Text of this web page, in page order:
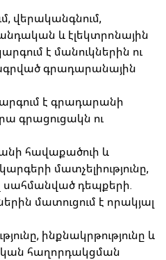
վերականգնում,
և էլեկտրոնային
է մանուկներին ու
գրադարանային
է գրադարանի
գրացուցակն ու
հավաքածուի և
մատչելիությունը,
սահմանված դեպքերի.
մատուցում է որակյալ
ինքնակրթությունը և
հաղորդակցման